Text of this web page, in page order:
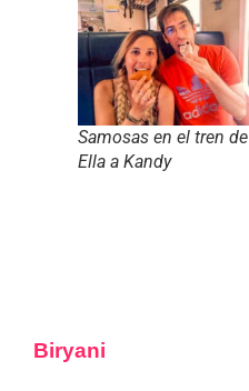
Samosas en el tren de
Ella a Kandy
Biryani